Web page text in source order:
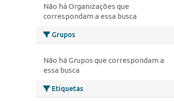
Não há Organizações que
correspondam a essa busca
Grupos
Não há Grupos que correspondam a
essa busca
Etiquetas